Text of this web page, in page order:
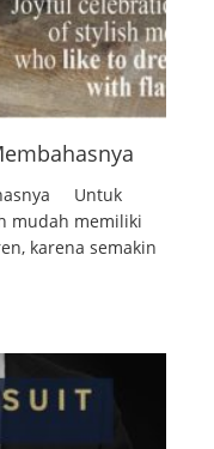
Untuk
mudah memiliki
karena semakin